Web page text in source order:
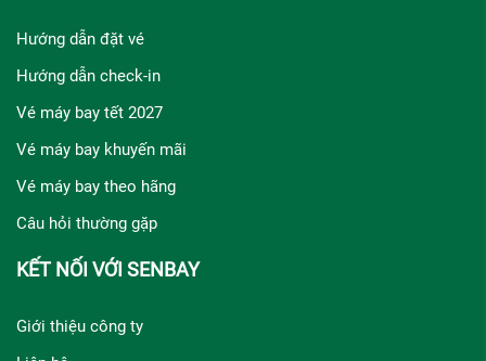
Hướng dẫn đặt vé
Hướng dẫn check-in
Vé máy bay tết 2027
Vé máy bay khuyến mãi
Vé máy bay theo hãng
Câu hỏi thường gặp
KẾT NỐI VỚI SENBAY
Giới thiệu công ty